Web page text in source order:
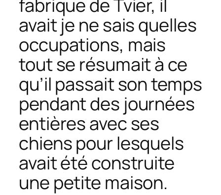
fabrique de Tvier, il
avait je ne sais quelles
occupations, mais
tout se résumait à ce
qu’il passait son temps
pendant des journées
entières avec ses
chiens pour lesquels
avait été construite
une petite maison.